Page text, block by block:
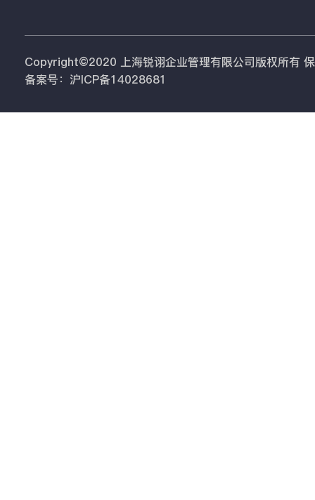
Copyright©2020 上海锐诩企业管理有限公司版权所有
备案号：沪ICP备14028681